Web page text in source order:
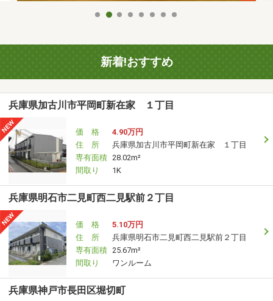
新着!おすすめ
兵庫県加古川市平岡町新在家 １丁目
価 格
4.90万円
住 所
兵庫県加古川市平岡町新在家 １丁目
専有面積 28.02m²
間取り
1K
兵庫県明石市二見町西二見駅前２丁目
価 格
5.10万円
住 所
兵庫県明石市二見町西二見駅前２丁目
専有面積 25.67m²
間取り
ワンルーム
兵庫県神戸市長田区堀切町